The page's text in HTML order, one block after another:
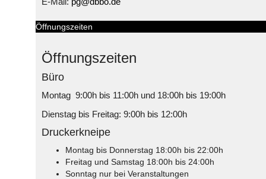
Öffnungszeiten
Öffnungszeiten
Büro
Montag 9:00h bis 11:00h und 18:00h bis 19:00h
Dienstag bis Freitag: 9:00h bis 12:00h
Druckerkneipe
Montag bis Donnerstag 18:00h bis 22:00h
Freitag und Samstag 18:00h bis 24:00h
Sonntag nur bei Veranstaltungen